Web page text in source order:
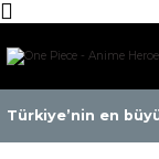
Türkiye’nin en